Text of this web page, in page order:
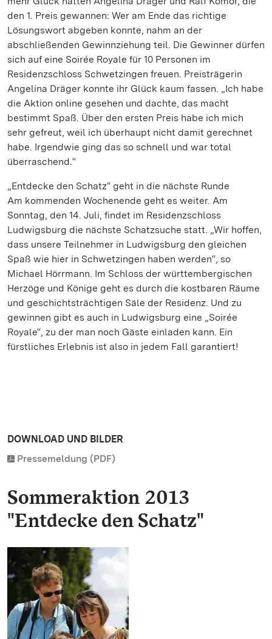
den 1. Preis gewannen: Wer am Ende das richtige
Lösungswort abgeben konnte, nahm an der
abschließenden Gewinnziehung teil. Die Gewinner dürfen
sich auf eine Soirée Royale für 10 Personen im
Residenzschloss Schwetzingen freuen. Preisträgerin
Angelina Dräger konnte ihr Glück kaum fassen. „Ich habe
die Aktion online gesehen und dachte, das macht
bestimmt Spaß. Über den ersten Preis habe ich mich
sehr gefreut, weil ich überhaupt nicht damit gerechnet
habe. Irgendwie ging das so schnell und war total
überraschend.“
„Entdecke den Schatz“ geht in die nächste Runde
Am kommenden Wochenende geht es weiter. Am
Sonntag, den 14. Juli, findet im Residenzschloss
Ludwigsburg die nächste Schatzsuche statt. „Wir hoffen,
dass unsere Teilnehmer in Ludwigsburg den gleichen
Spaß wie hier in Schwetzingen haben werden“, so
Michael Hörrmann. Im Schloss der württembergischen
Herzöge und Könige geht es durch die kostbaren Räume
und geschichtsträchtigen Säle der Residenz. Und zu
gewinnen gibt es auch in Ludwigsburg eine „Soirée
Royale“, zu der man noch Gäste einladen kann. Ein
fürstliches Erlebnis ist also in jedem Fall garantiert!
DOWNLOAD UND BILDER
Pressemeldung (PDF)
Sommeraktion 2013
"Entdecke den Schatz"